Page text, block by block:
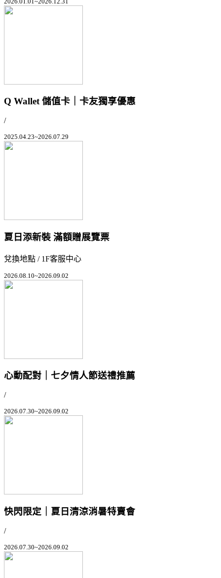
Q Wallet 儲值卡｜卡友獨享優惠
/
2025.04.23~2026.07.29
夏日添新裝 滿額贈展覽票
兌換地點 / 1F客服中心
2026.08.10~2026.09.02
心動配對｜七夕情人節送禮推薦
/
2026.07.30~2026.09.02
快閃限定｜夏日清涼消暑特賣會
/
2026.07.30~2026.09.02